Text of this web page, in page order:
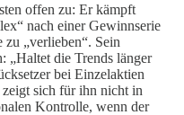
offen zu: Er kämpft
nach einer Gewinnserie
„verlieben“. Sein
„Haltet die Trends länger
bei Einzelaktien
zeigt sich für ihn nicht in
Kontrolle, wenn der